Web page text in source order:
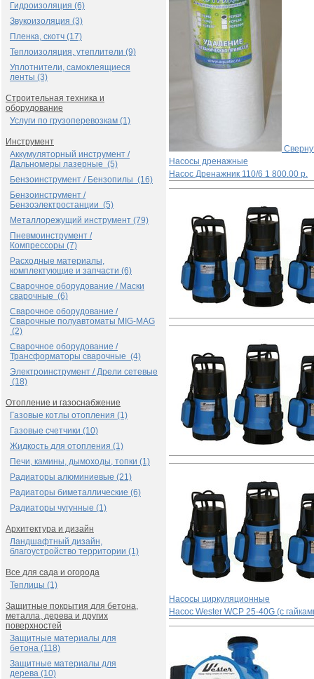
Гидроизоляция (6)
Звукоизоляция (3)
Пленка, скотч (17)
Теплоизоляция, утеплители (9)
Уплотнители, самоклеящиеся
ленты (3)
Строительная техника и
оборудование
Услуги по грузоперевозкам (1)
Инструмент
Аккумуляторный инструмент /
Дальномеры лазерные (5)
Бензоинструмент / Бензопилы (16)
Бензоинструмент /
Бензоэлектростанции (5)
Металлорежущий инструмент (79)
Пневмоинструмент /
Компрессоры (7)
Расходные материалы,
комплектующие и запчасти (6)
Сварочное оборудование / Маски
сварочные (6)
Сварочное оборудование /
Сварочные полуавтоматы MIG-MAG
(2)
Сварочное оборудование /
Трансформаторы сварочные (4)
Электроинструмент / Дрели сетевые
(18)
Отопление и газоснабжение
Газовые котлы отопления (1)
Газовые счетчики (10)
Жидкость для отопления (1)
Печи, камины, дымоходы, топки (1)
Радиаторы алюминиевые (21)
Радиаторы биметаллические (6)
Радиаторы чугунные (1)
Архитектура и дизайн
Ландшафтный дизайн,
благоустройство территории (1)
Все для сада и огорода
Теплицы (1)
Защитные покрытия для бетона,
металла, дерева и других
поверхностей
Защитные материалы для
бетона (118)
Защитные материалы для
дерева (10)
Насосы дренажные
Насос Дренажник 110/6 1 800.00 р.
Насосы циркуляционные
Насос Wester WСP 25-40G (с